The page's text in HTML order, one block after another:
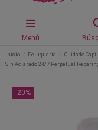
Menú
Inicio Peluquería Cuidado
Sin Aclarado 24/7 Perpetual
-20%